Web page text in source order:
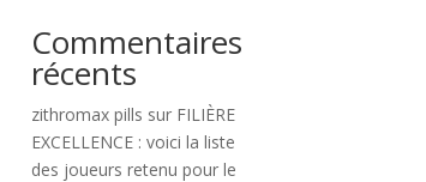
Commentaires
récents
zithromax pills sur FILIÈRE
EXCELLENCE : voici la liste
des joueurs retenu pour le